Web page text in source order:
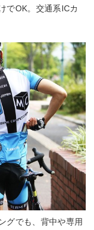
でOK。交通系ICカ
グでも、背中や専用